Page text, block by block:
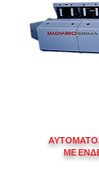
ΑΥΤΟΜΑΤΟ
ΜΕ